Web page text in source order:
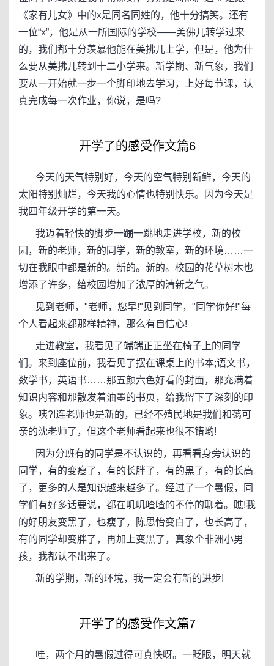
《家有儿女》中的x是同名同姓的，他十分搞笑。还有
一位“x”，他是从一所国际的学校——美佛儿转学过来
的，我们都十分羡慕他能在美拂儿上学，但是，他为什
么要从美拂儿转到十二小学来。新学期、新气象，我们
要从一开始就一步一个脚印地去学习，上好每节课，认
真完成每一次作业，你说，是吗?
开学了的感受作文篇6
今天的天气特别好，今天的空气特别新鲜，今天的
太阳特别灿烂，今天我的心情也特别快乐。因为今天是
我四年级开学的第一天。
我迈着轻快的脚步一蹦一跳地走进学校，新的校
园，新的老师，新的同学，新的教室，新的环境……一
切在我眼中都是新的。新的。新的。校园的花草树木也
增添了许多，给校园增加了浓厚的清新之气。
见到老师，"老师，您早!"见到同学，"同学你好!"每
个人看起来都那样精神，那么有自信心!
走进教室，我看见了端端正正坐在椅子上的同学
们。来到座位前，我看见了摆在课桌上的书本;语文书，
数学书，英语书……那五颜六色好看的封面，那充满着
知识内容和那散发着油墨的书页，给我留下了深刻的印
象。咦?!连老师也是新的，已经不殖民地是我们和蔼可
亲的沈老师了，但这个老师看起来也很不错哟!
因为分班有的同学是不认识的，再看看身旁认识的
同学，有的变瘦了，有的长胖了，有的黑了，有的长高
了，更多的人是知识越来越多了。经过了一个暑假，同
学们有好多话要说，都在叽叽喳喳的不停的聊着。瞧!我
的好朋友变黑了，也瘦了，陈思怡变白了，也长高了，
有的同学却变胖了，再加上变黑了，真象个非洲小男
孩，我都认不出来了。
新的学期，新的环境，我一定会有新的进步!
开学了的感受作文篇7
哇，两个月的暑假过得可真快呀。一眨眼，明天就